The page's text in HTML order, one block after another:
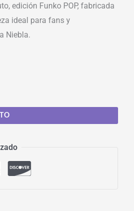
edición Funko POP, fabricada
ideal para fans y
Niebla.